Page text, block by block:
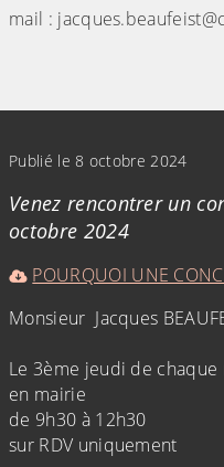
mail :
Publié le 8 octobre 2024
Venez rencontrer un
octobre 2024
POURQUOI UNE
Monsieur Jacques
Le 3ème jeudi de chaque
en mairie
de 9h30 à 12h30
sur RDV uniquement